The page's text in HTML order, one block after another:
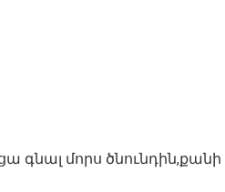
գնալ մորս ծնունդին,քանի